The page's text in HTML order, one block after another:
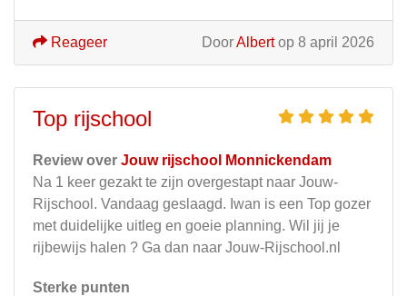
DoorAlbertop 8 april 2026
Reageer
Top rijschool
Review over Jouw rijschool Monnickendam
Na 1 keer gezakt te zijn overgestapt naar Jouw-
Rijschool. Vandaag geslaagd. Iwan is een Top gozer
met duidelijke uitleg en goeie planning. Wil jij je
rijbewijs halen ? Ga dan naar Jouw-Rijschool.nl
Sterke punten